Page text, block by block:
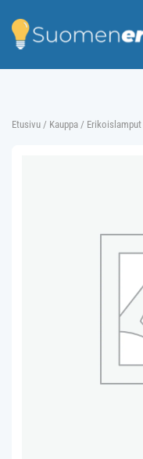
content
Etusivu / Kauppa / Erikoislamput